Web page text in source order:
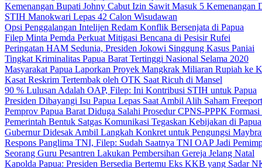
Kemenangan Bupati Johny Cabut Izin Sawit Masuk 5 Kemenangan
STIH Manokwari Lepas 42 Calon Wisudawan
Opsi Penggalangan Intelijen Redam Konflik Bersenjata di Papua
Filep Minta Pemda Perkuat Mitigasi Bencana di Pesisir Rufei
Peringatan HAM Sedunia, Presiden Jokowi Singgung Kasus Paniai
Tingkat Kriminalitas Papua Barat Tertinggi Nasional Selama 2020
Masyarakat Papua Laporkan Proyek Mangkrak Miliaran Rupiah ke
Kasat Reskrim Tertembak oleh OTK Saat Ricuh di Mansel
90 % Lulusan Adalah OAP, Filep: Ini Kontribusi STIH untuk Papua
Presiden Dibayangi Isu Papua Lepas Saat Ambil Alih Saham Freeport
Pemprov Papua Barat Diduga Salahi Prosedur CPNS-PPPK Formasi
Pemerintah Bentuk Satgas Komunikasi Tegaskan Kebijakan di Papua
Gubernur Didesak Ambil Langkah Konkret untuk Pengungsi
Respons Panglima TNI, Filep: Sudah Saatnya TNI OAP Jadi
Seorang Guru Pesantren Lakukan Pembersihan Gereja Jelang Natal
Kapolda Papua: Presiden Bersedia Bertemu Eks KKB yang Sadar